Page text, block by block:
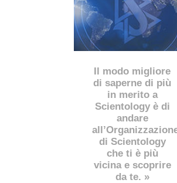
Il modo migliore
di saperne di più
in merito a
Scientology è di
andare
di Scientology
che ti è più
vicina e scoprire
da te. »